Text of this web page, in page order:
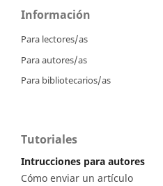
Información
Para lectores/as
Para autores/as
Para bibliotecarios/as
Tutoriales
Intrucciones para autores
Cómo enviar un artículo